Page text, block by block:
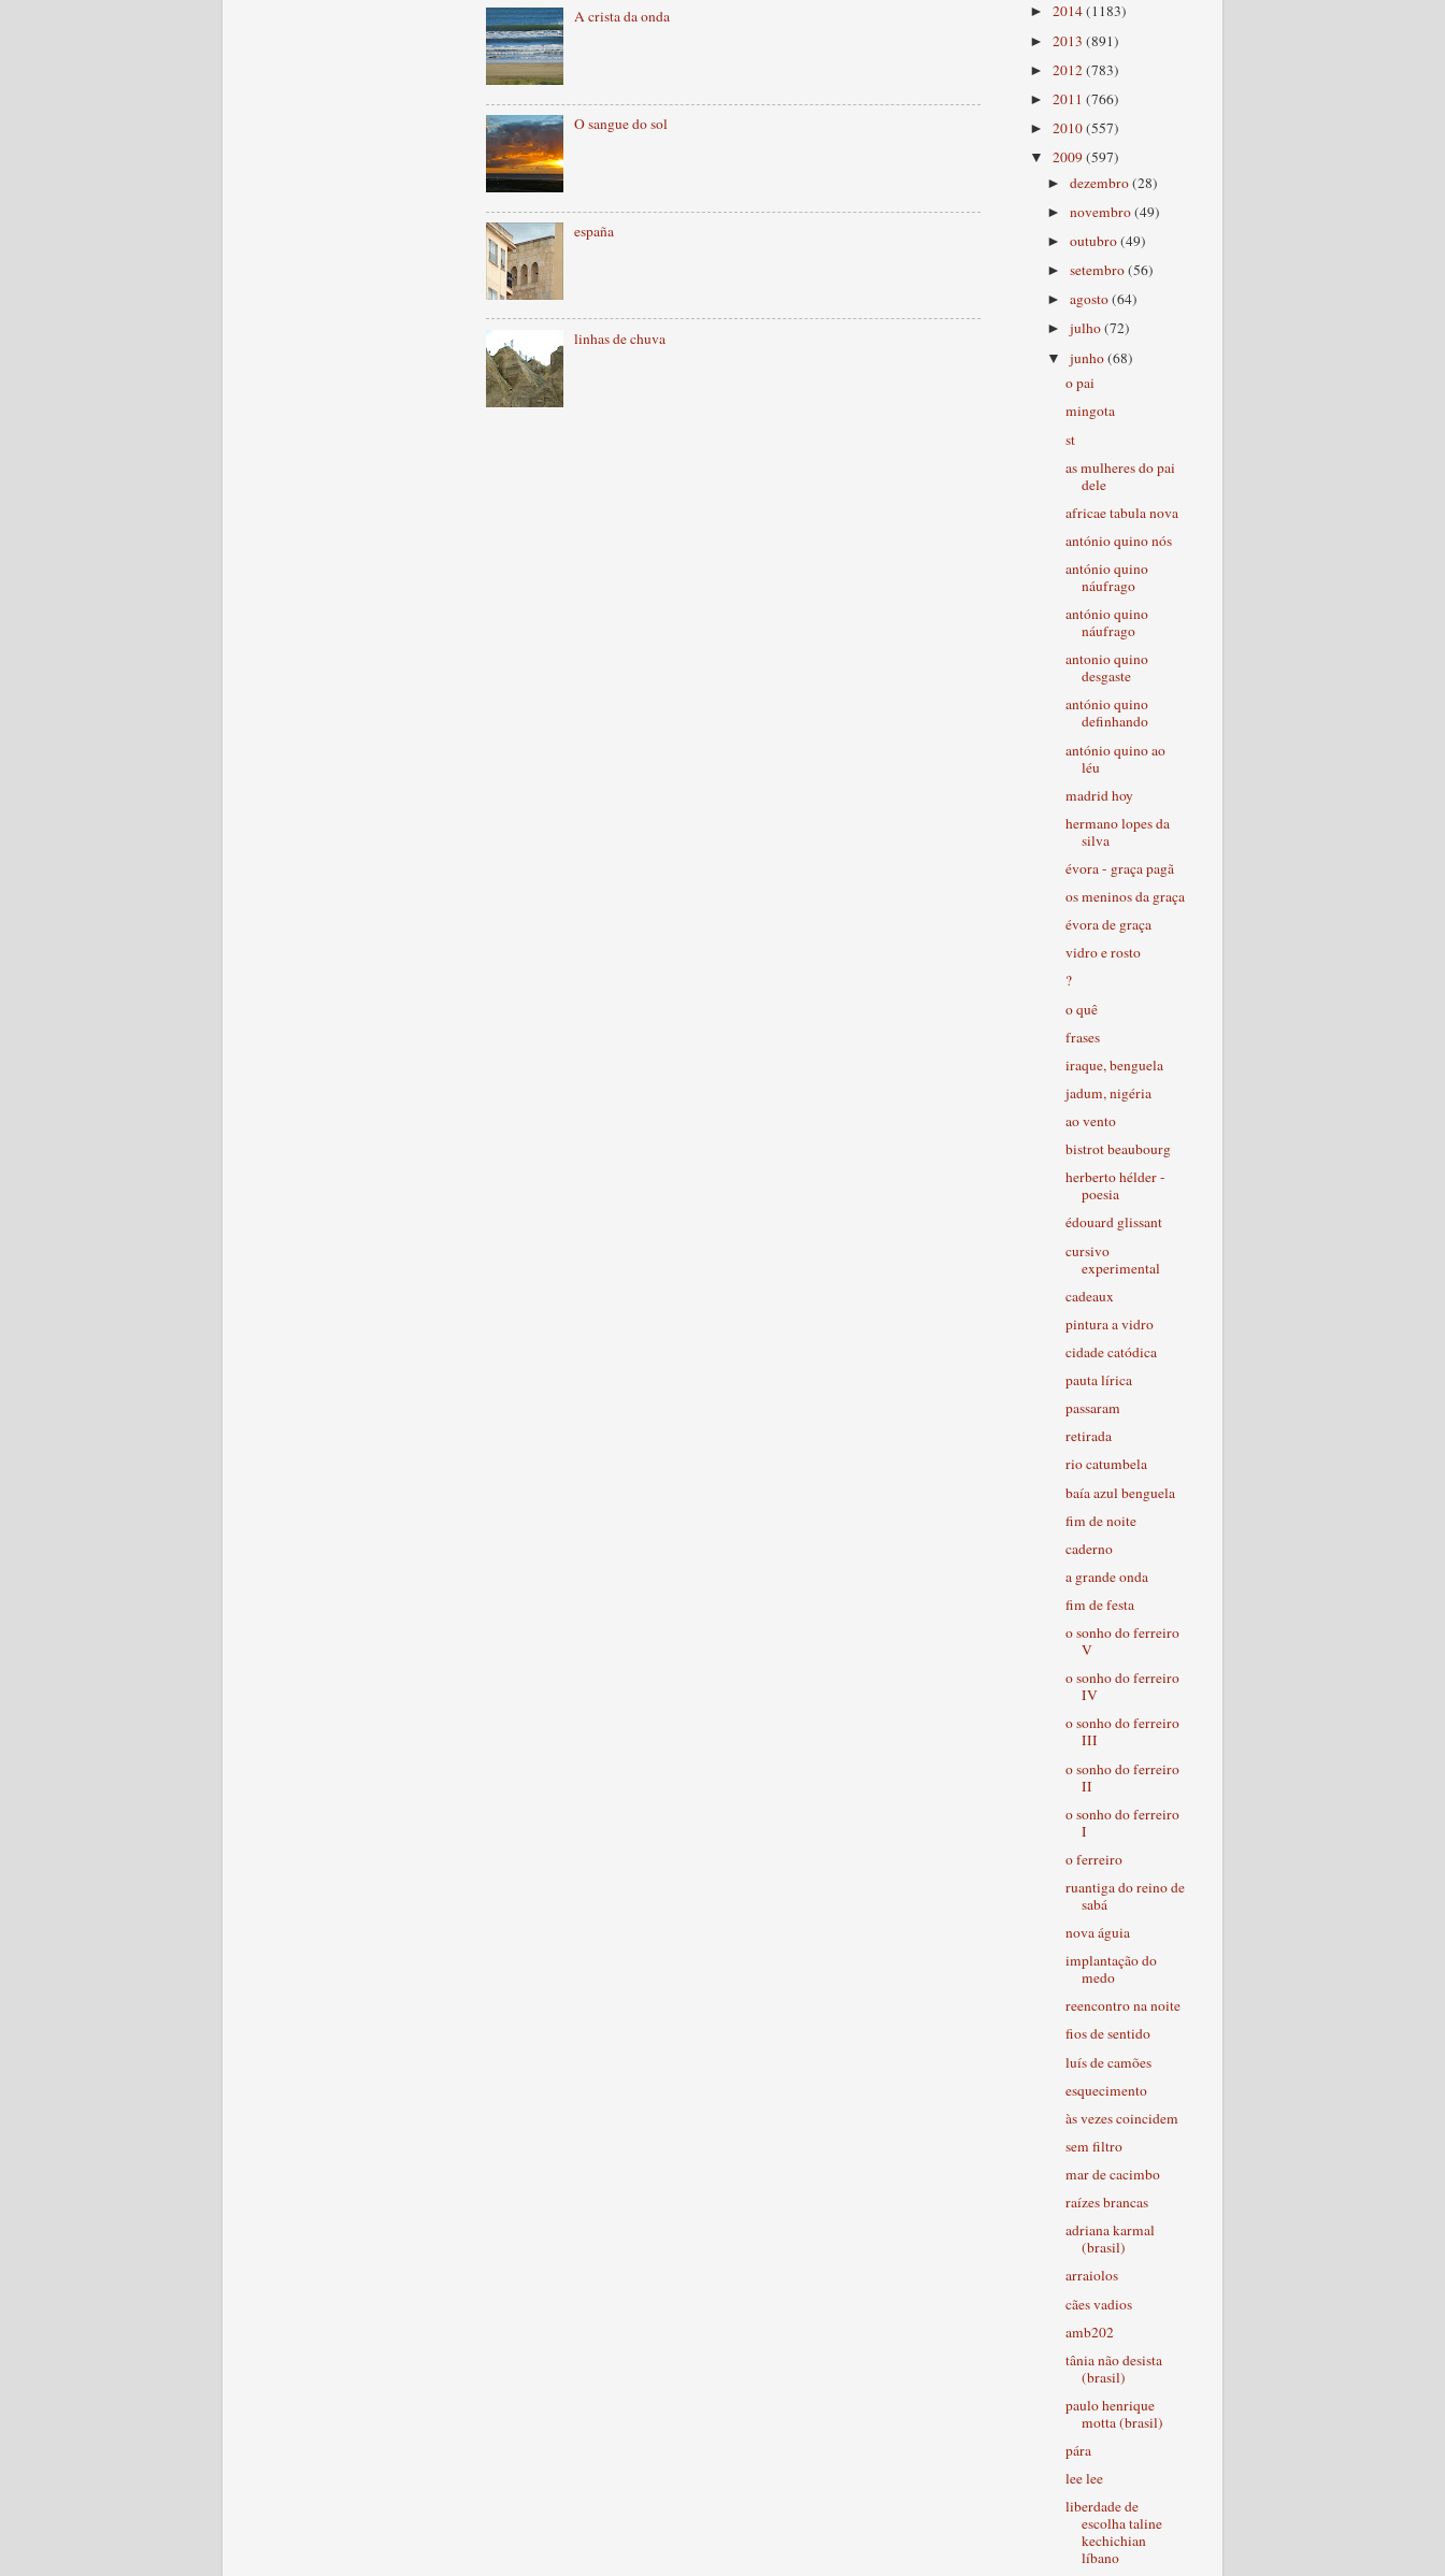
A crista da onda
O sangue do sol
españa
linhas de chuva
► 2014(1183)
► 2013 (891)
► 2012(783)
► 2011 (766)
► 2010(557)
▼ 2009(597)
►dezembro(28)
►novembro(49)
►outubro(49)
►setembro(56)
►agosto(64)
►julho(72)
▼junho(68)
o pai
mingota
st
as mulheres do pai
dele
africae tabula nova
antónio quino nós
antónio quino
náufrago
antónio quino
náufrago
antonio quino
desgaste
antónio quino
definhando
antónio quino ao
léu
madrid hoy
hermano lopes da
silva
évora - graça pagã
os meninos da graça
évora de graça
vidro e rosto
?
o quê
frases
iraque, benguela
jadum, nigéria
ao vento
bistrot beaubourg
herberto hélder -
poesia
édouard glissant
cursivo
experimental
cadeaux
pintura a vidro
cidade catódica
pauta lírica
passaram
retirada
rio catumbela
baía azul benguela
fim de noite
caderno
a grande onda
fim de festa
o sonho do ferreiro
V
o sonho do ferreiro
IV
o sonho do ferreiro
III
o sonho do ferreiro
II
o sonho do ferreiro
I
o ferreiro
ruantiga do reino de
sabá
nova águia
implantação do
medo
reencontro na noite
fios de sentido
luís de camões
esquecimento
às vezes coincidem
sem filtro
mar de cacimbo
raízes brancas
adriana karmal
(brasil)
arraiolos
cães vadios
amb202
tânia não desista
(brasil)
paulo henrique
motta (brasil)
pára
lee lee
liberdade de
escolha taline
kechichian
líbano